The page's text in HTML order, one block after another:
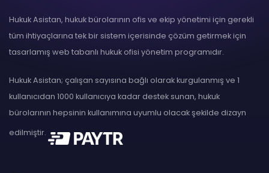
Hukuk Asistan, hukuk bürolarının ofis ve ekip yönetimi için gerekli
tüm ihtiyaçlarına tek bir sistem içerisinde çözüm getirmek için
tasarlamış web tabanlı hukuk ofisi yönetim programıdır.
Hukuk Asistan; çalışan sayısına bağlı olarak kurgulanmış ve 1
kullanıcıdan 1000 kullanıcıya kadar destek sunan, hukuk
bürolarının hepsinin kullanımına uyumlu olacak şekilde dizayn
edilmiştir.